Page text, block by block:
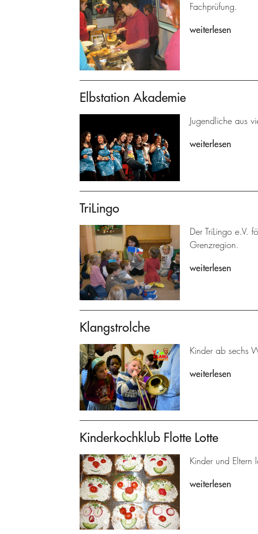
Fachprüfung.
weiterlesen
Elbstation Akademie
Jugendliche aus
weiterlesen
TriLingo
Der TriLingo e.V.
Grenzregion.
weiterlesen
Klangstrolche
Kinder ab sechs
weiterlesen
Kinderkochklub Flotte Lotte
Kinder und Eltern
weiterlesen